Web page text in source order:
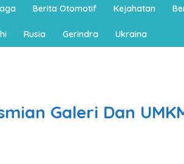
Berita Otomotif Kejahatan
Rusia Gerindra Ukraina
Galeri Dan